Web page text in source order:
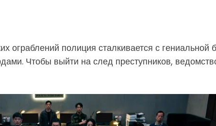
ограблений полиция сталкивается с
Чтобы выйти на след преступников,